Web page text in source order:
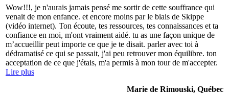
Wow!!!, je n'aurais jamais pensé me sortir de cette souffrance qui
venait de mon enfance. et encore moins par le biais de Skippe
(vidéo internet). Ton écoute, tes ressources, tes connaissances et ta
confiance en moi, m'ont vraiment aidé. tu as une façon unique de
m’accueillir peut importe ce que je te disait. parler avec toi à
dédramatisé ce qui se passait, j'ai peu retrouver mon équilibre. ton
acceptation de ce que j'étais, m'a permis à mon tour de m'accepter.
Lire plus
Marie de Rimouski, Québec